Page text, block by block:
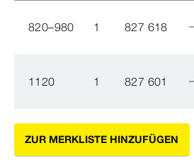
820–980 1 827 618
1120 1 827 601
ZUR MERKLISTE HINZUFÜGEN